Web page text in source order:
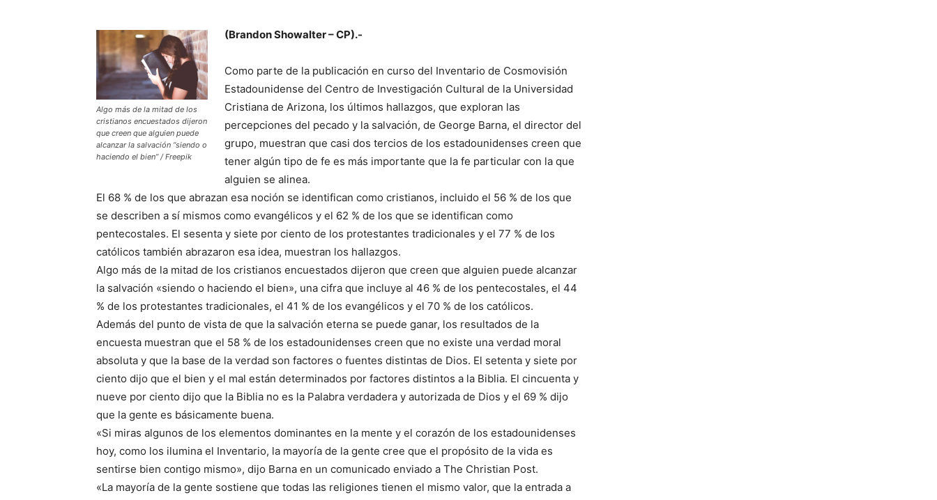
Algo más de la mitad de los
cristianos encuestados dijeron
que creen que alguien puede
alcanzar la salvación “siendo o
haciendo el bien” / Freepik
(Brandon Showalter – CP).-
Como parte de la publicación en curso del Inventario de Cosmovisión
Estadounidense del Centro de Investigación Cultural de la Universidad
Cristiana de Arizona, los últimos hallazgos, que exploran las
percepciones del pecado y la salvación, de George Barna, el director del
grupo, muestran que casi dos tercios de los estadounidenses creen que
tener algún tipo de fe es más importante que la fe particular con la que
alguien se alinea.
El 68 % de los que abrazan esa noción se identifican como cristianos, incluido el 56 % de los que
se describen a sí mismos como evangélicos y el 62 % de los que se identifican como
pentecostales. El sesenta y siete por ciento de los protestantes tradicionales y el 77 % de los
católicos también abrazaron esa idea, muestran los hallazgos.
Algo más de la mitad de los cristianos encuestados dijeron que creen que alguien puede alcanzar
la salvación «siendo o haciendo el bien», una cifra que incluye al 46 % de los pentecostales, el 44
% de los protestantes tradicionales, el 41 % de los evangélicos y el 70 % de los católicos.
Además del punto de vista de que la salvación eterna se puede ganar, los resultados de la
encuesta muestran que el 58 % de los estadounidenses creen que no existe una verdad moral
absoluta y que la base de la verdad son factores o fuentes distintas de Dios. El setenta y siete por
ciento dijo que el bien y el mal están determinados por factores distintos a la Biblia. El cincuenta y
nueve por ciento dijo que la Biblia no es la Palabra verdadera y autorizada de Dios y el 69 % dijo
que la gente es básicamente buena.
«Si miras algunos de los elementos dominantes en la mente y el corazón de los estadounidenses
hoy, como los ilumina el Inventario, la mayoría de la gente cree que el propósito de la vida es
sentirse bien contigo mismo», dijo Barna en un comunicado enviado a The Christian Post.
«La mayoría de la gente sostiene que todas las religiones tienen el mismo valor, que la entrada a